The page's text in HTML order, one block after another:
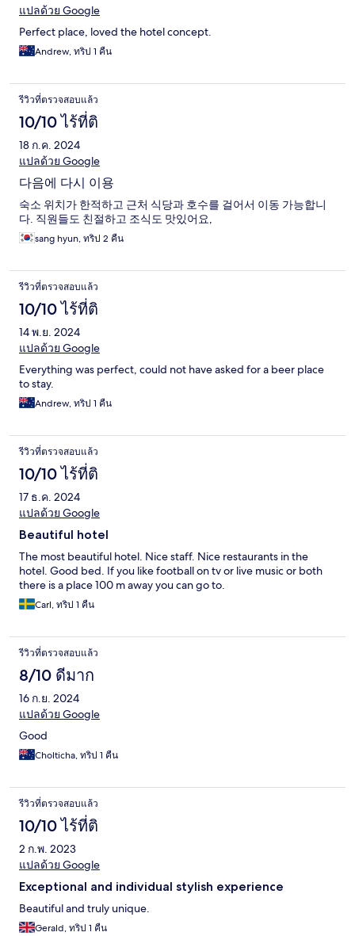
แปลด้วย Google
Perfect place, loved the hotel concept.
Andrew, ทริป 1 คืน
รีวิวที่ตรวจสอบแล้ว
10/10 ไร้ที่ติ
18 ก.ค. 2024
แปลด้วย Google
다음에 다시 이용
숙소 위치가 한적하고 근처 식당과 호수를 걸어서 이동 가능합니
다. 직원들도 친절하고 조식도 맛있어요,
sang hyun, ทริป 2 คืน
รีวิวที่ตรวจสอบแล้ว
10/10 ไร้ที่ติ
14 พ.ย. 2024
แปลด้วย Google
Everything was perfect, could not have asked for a beer place
to stay.
Andrew, ทริป 1 คืน
รีวิวที่ตรวจสอบแล้ว
10/10 ไร้ที่ติ
17 ธ.ค. 2024
แปลด้วย Google
Beautiful hotel
The most beautiful hotel. Nice staff. Nice restaurants in the
hotel. Good bed. If you like football on tv or live music or both
there is a place 100 m away you can go to.
Carl, ทริป 1 คืน
รีวิวที่ตรวจสอบแล้ว
8/10 ดีมาก
16 ก.ย. 2024
แปลด้วย Google
Good
Cholticha, ทริป 1 คืน
รีวิวที่ตรวจสอบแล้ว
10/10 ไร้ที่ติ
2 ก.พ. 2023
แปลด้วย Google
Exceptional and individual stylish experience
Beautiful and truly unique.
Gerald, ทริป 1 คืน